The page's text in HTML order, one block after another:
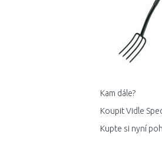
Kam dále?
Koupit Vidle
Kupte si nyní